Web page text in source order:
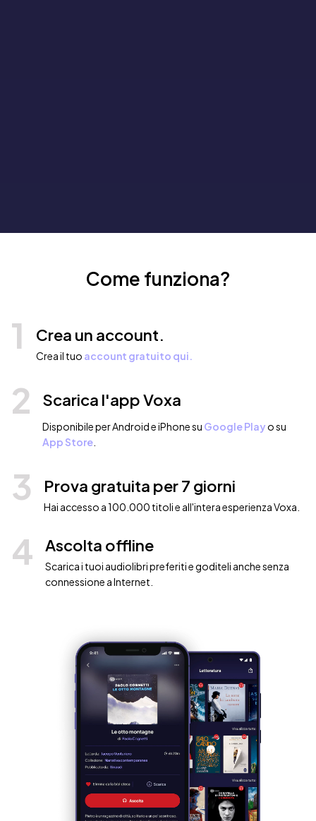
Come funziona?
1 Crea un account.
Crea il tuo account gratuito qui.
2 Scarica l'app Voxa
Disponibile per Android e iPhone su Google Playo su
App Store
3 Prova gratuita per 7 giorni
Hai accesso a 100.000 titoli e all'intera esperienza Voxa.
4 Ascolta offline
Scarica i tuoi audiolibri preferiti e goditeli anche senza
connessione a Internet.